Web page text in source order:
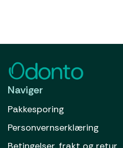
Naviger
Pakkesporing
Personvernserklæring